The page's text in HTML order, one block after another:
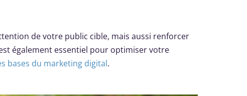
de votre public cible, mais aussi renforcer
également essentiel pour optimiser votre
bases du marketing digital.